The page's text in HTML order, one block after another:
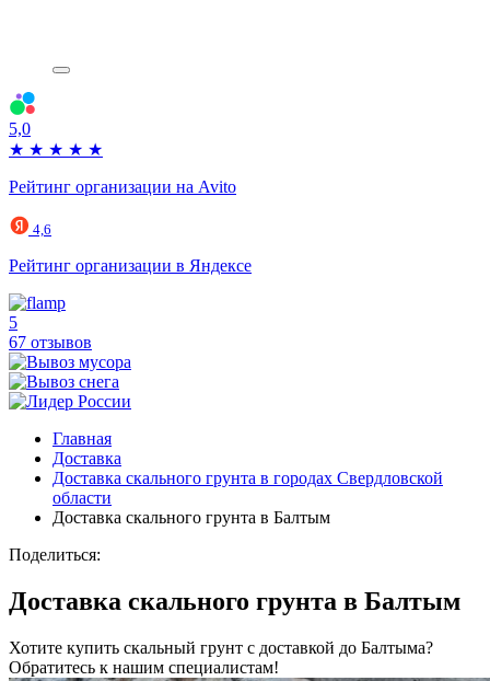
5,0
★ ★ ★ ★ ★
Рейтинг организации на Avito
4,6
Рейтинг организации в Яндексе
5
67 отзывов
Главная
Доставка
Доставка скального грунта в городах Свердловской
области
Доставка скального грунта в Балтым
Поделиться:
Доставка скального грунта в Балтым
Хотите купить скальный грунт с доставкой до Балтыма?
Обратитесь к нашим специалистам!